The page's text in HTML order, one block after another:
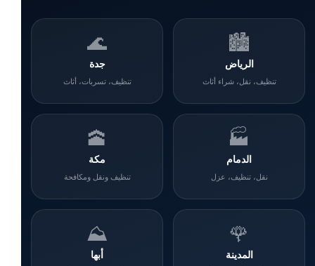
🏙️
الرياض
تنظيف، نقل، شراء أثاث
🌊
جدة
تنظيف، تسربات، أثاث
🏭
الدمام
نقل، تنظيف، عزل
🕋
مكة
تنظيف ونقل ومكافحة
🌹
المدينة
⛰️
أبها